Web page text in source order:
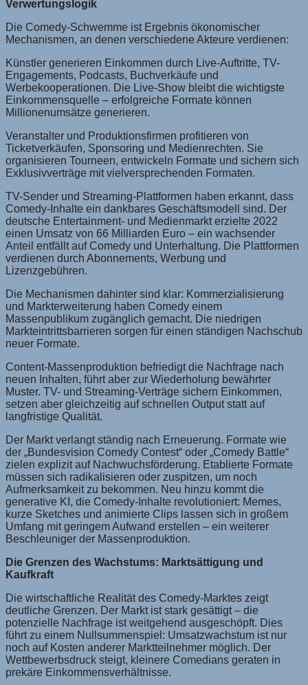
Verwertungslogik
Die Comedy-Schwemme ist Ergebnis ökonomischer
Mechanismen, an denen verschiedene Akteure verdienen:
Künstler generieren Einkommen durch Live-Auftritte, TV-
Engagements, Podcasts, Buchverkäufe und
Werbekooperationen. Die Live-Show bleibt die wichtigste
Einkommensquelle – erfolgreiche Formate können
Millionenumsätze generieren.
Veranstalter und Produktionsfirmen profitieren von
Ticketverkäufen, Sponsoring und Medienrechten. Sie
organisieren Tourneen, entwickeln Formate und sichern sich
Exklusivverträge mit vielversprechenden Formaten.
TV-Sender und Streaming-Plattformen haben erkannt, dass
Comedy-Inhalte ein dankbares Geschäftsmodell sind. Der
deutsche Entertainment- und Medienmarkt erzielte 2022
einen Umsatz von 66 Milliarden Euro – ein wachsender
Anteil entfällt auf Comedy und Unterhaltung. Die Plattformen
verdienen durch Abonnements, Werbung und
Lizenzgebühren.
Die Mechanismen dahinter sind klar: Kommerzialisierung
und Markterweiterung haben Comedy einem
Massenpublikum zugänglich gemacht. Die niedrigen
Markteintrittsbarrieren sorgen für einen ständigen Nachschub
neuer Formate.
Content-Massenproduktion befriedigt die Nachfrage nach
neuen Inhalten, führt aber zur Wiederholung bewährter
Muster. TV- und Streaming-Verträge sichern Einkommen,
setzen aber gleichzeitig auf schnellen Output statt auf
langfristige Qualität.
Der Markt verlangt ständig nach Erneuerung. Formate wie
der „Bundesvision Comedy Contest“ oder „Comedy Battle“
zielen explizit auf Nachwuchsförderung. Etablierte Formate
müssen sich radikalisieren oder zuspitzen, um noch
Aufmerksamkeit zu bekommen. Neu hinzu kommt die
generative KI, die Comedy-Inhalte revolutioniert: Memes,
kurze Sketches und animierte Clips lassen sich in großem
Umfang mit geringem Aufwand erstellen – ein weiterer
Beschleuniger der Massenproduktion.
Die Grenzen des Wachstums: Marktsättigung und
Kaufkraft
Die wirtschaftliche Realität des Comedy-Marktes zeigt
deutliche Grenzen. Der Markt ist stark gesättigt – die
potenzielle Nachfrage ist weitgehend ausgeschöpft. Dies
führt zu einem Nullsummenspiel: Umsatzwachstum ist nur
noch auf Kosten anderer Marktteilnehmer möglich. Der
Wettbewerbsdruck steigt, kleinere Comedians geraten in
prekäre Einkommensverhältnisse.